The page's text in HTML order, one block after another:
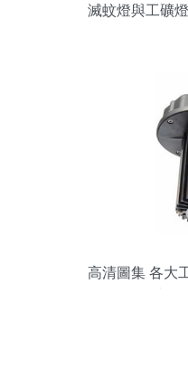
滅蚊燈與工礦
高清圖集 各大